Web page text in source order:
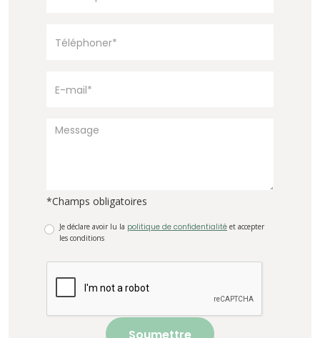
*Champs obligatoires
Je déclare avoir lu la politique de confidentialité et accepter
les conditions